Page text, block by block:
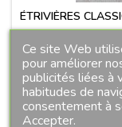
ÉTRIVIÈRES
Ce site Web
pour améliorer
publicités liées à
habitudes de
consentement à
Accepter.